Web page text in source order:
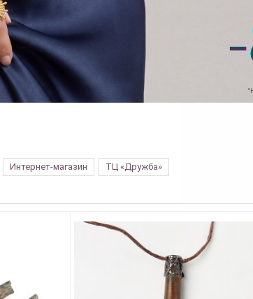
Интернет-магазин ТЦ «Дружба»